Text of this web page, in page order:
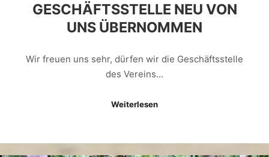
GESCHÄFTSSTELLE NEU VON
UNS ÜBERNOMMEN
Wir freuen uns sehr, dürfen wir die Geschäftsstelle
des Vereins…
Weiterlesen